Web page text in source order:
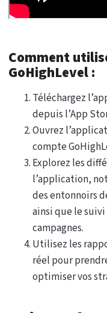
Comment
GoHighLevel :
Téléchargez
depuis l’App
Ouvrez
compte
Explorez les
l’application,
des entonnoirs
ainsi que le suivi
campagnes.
Utilisez les
réel pour
optimiser vos